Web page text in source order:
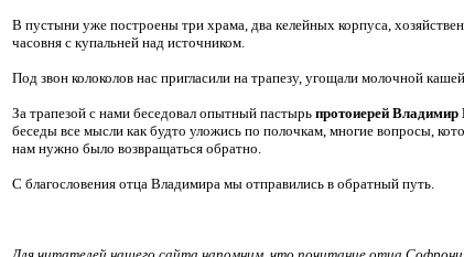
В пустыни уже построены три храма, два келейных корпуса,
часовня с купальней над источником.
Под звон колоколов нас пригласили на трапезу, угощали молочной
За трапезой с нами беседовал опытный пастырь протоиерей Владимир
беседы все мысли как будто уложись по полочкам, многие вопросы,
нам нужно было возвращаться обратно.
С благословения отца Владимира мы отправились в обратный путь.